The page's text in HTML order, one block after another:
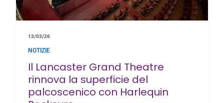
13/03/26
NOTIZIE
Il Lancaster Grand Theatre
rinnova la superficie del
palcoscenico con Harlequin